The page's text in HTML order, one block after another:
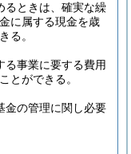
るときは、確実な繰
に属する現金を歳
る。
る事業に要する費用
とができる。
金の管理に関し必要